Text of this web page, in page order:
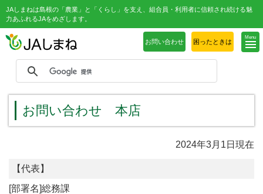
JAしまねは島根の「農業」と「くらし」を支え、組合員・利用者に信頼され続ける魅
力あふれるJAをめざします。
Menu
お問い合わせ 困ったときは
お問い合わせ 本店
2024年3月1日現在
【代表】
総務課